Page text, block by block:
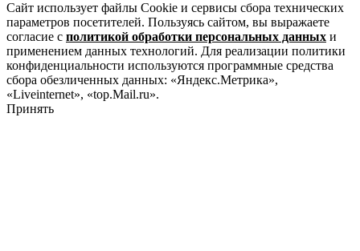
Сайт использует файлы Cookie и сервисы сбора технических
параметров посетителей. Пользуясь сайтом, вы выражаете
согласие с политикой обработки персональных данных и
применением данных технологий. Для реализации политики
конфиденциальности используются программные средства
сбора обезличенных данных: «Яндекс.Метрика»,
«Liveinternet», «top.Mail.ru».
Принять